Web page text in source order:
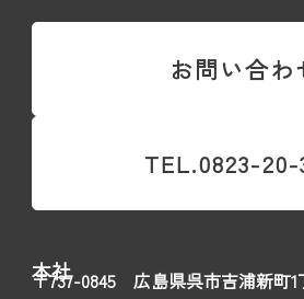
お問い合わ
TEL.0823-20-
本社
〒737-0845 広島県呉市吉浦新町1